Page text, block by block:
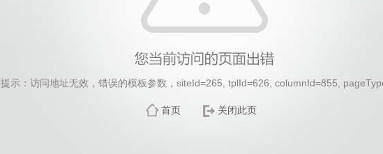
提示：访问地址无效，错误的模板参数，siteId=265, tplId=626, columnId=855,
首页 关闭此页